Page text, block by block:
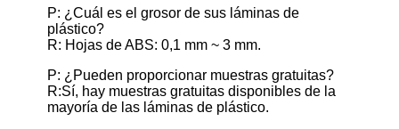
P: ¿Cuál es el grosor de sus láminas de
plástico?
R: Hojas de ABS: 0,1 mm ~ 3 mm.
P: ¿Pueden proporcionar muestras gratuitas?
R:Sí, hay muestras gratuitas disponibles de la
mayoría de las láminas de plástico.